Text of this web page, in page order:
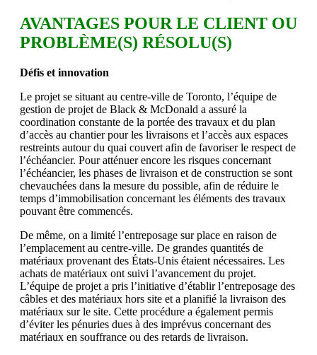
AVANTAGES POUR LE CLIENT OU
PROBLÈME(S) RÉSOLU(S)
Défis et innovation
Le projet se situant au centre-ville de Toronto, l’équipe de
gestion de projet de Black & McDonald a assuré la
coordination constante de la portée des travaux et du plan
d’accès au chantier pour les livraisons et l’accès aux espaces
restreints autour du quai couvert afin de favoriser le respect de
l’échéancier. Pour atténuer encore les risques concernant
l’échéancier, les phases de livraison et de construction se sont
chevauchées dans la mesure du possible, afin de réduire le
temps d’immobilisation concernant les éléments des travaux
pouvant être commencés.
De même, on a limité l’entreposage sur place en raison de
l’emplacement au centre-ville. De grandes quantités de
matériaux provenant des États-Unis étaient nécessaires. Les
achats de matériaux ont suivi l’avancement du projet.
L’équipe de projet a pris l’initiative d’établir l’entreposage des
câbles et des matériaux hors site et a planifié la livraison des
matériaux sur le site. Cette procédure a également permis
d’éviter les pénuries dues à des imprévus concernant des
matériaux en souffrance ou des retards de livraison.